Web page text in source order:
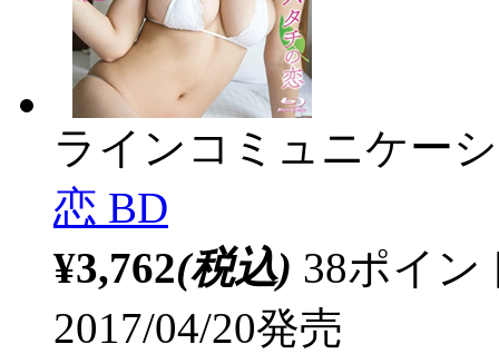
ラインコミュニケー
恋 BD
¥3,762(税込) 38ポイ
2017/04/20発売